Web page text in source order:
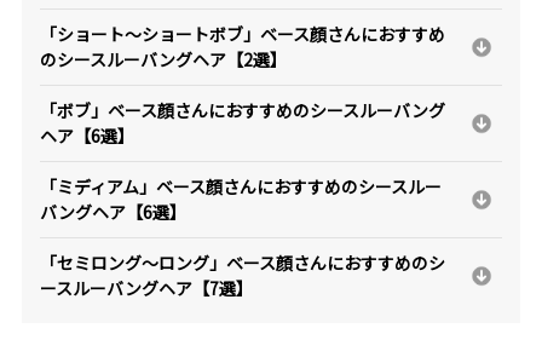
「ショート～ショートボブ」ベース顔さんにおすすめ
のシースルーバングヘア【2選】
「ボブ」ベース顔さんにおすすめのシースルーバング
ヘア【6選】
「ミディアム」ベース顔さんにおすすめのシースルー
バングヘア【6選】
「セミロング～ロング」ベース顔さんにおすすめのシ
ースルーバングヘア【7選】